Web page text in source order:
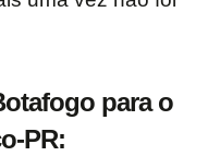
para o
PR: